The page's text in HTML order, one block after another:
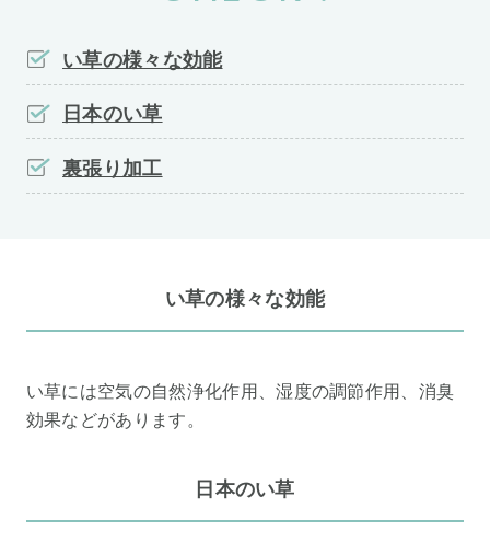
い草の様々な効能
日本のい草
裏張り加工
い草の様々な効能
い草には空気の自然浄化作用、湿度の調節作用、消臭
効果などがあります。
日本のい草